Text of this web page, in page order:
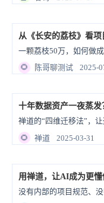
从《长安的荔枝》看
一颗荔枝50万，如何做成
🌻
陈哥聊测试 2025-
十年数据资产一夜蒸
禅道的“四维迁移法”，
🌻
禅道 2025-03-31
用禅道，让AI成为更懂